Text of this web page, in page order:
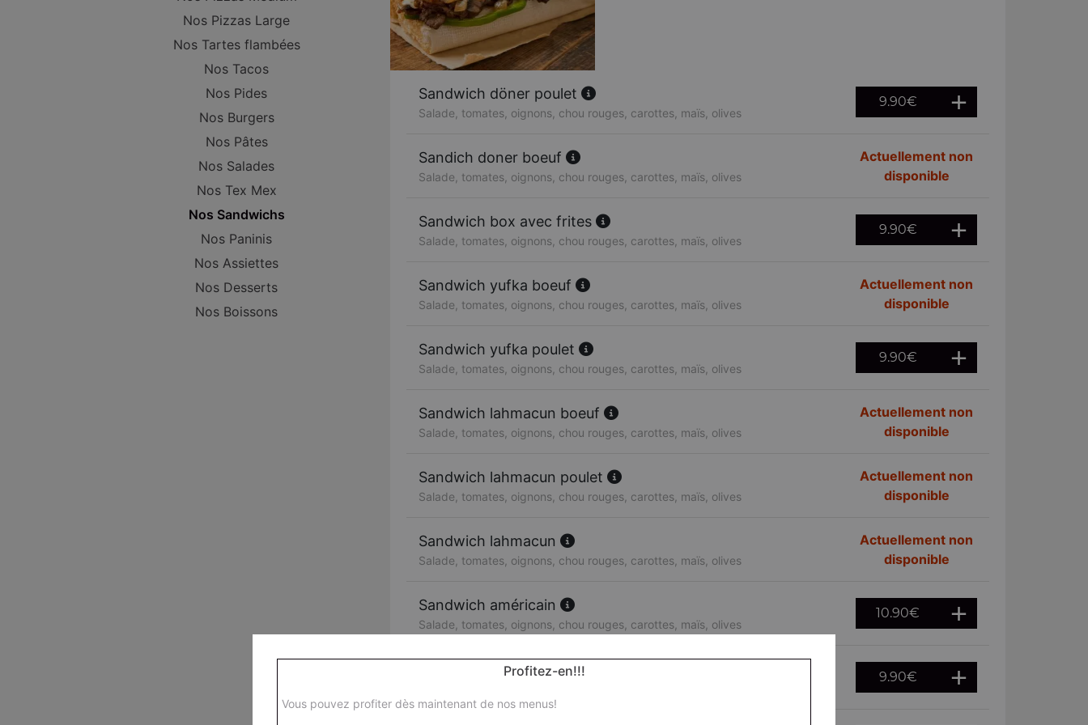
Nos Pizzas Large
Nos Tartes flambées
Nos Tacos
Nos Pides
Nos Burgers
Nos Pâtes
Nos Salades
Nos Tex Mex
Nos Sandwichs
Nos Paninis
Nos Assiettes
Nos Desserts
Nos Boissons
Sandwich döner poulet
Salade, tomates, oignons, chou rouges, carottes, maïs, olives
9.90€
Sandich doner boeuf
Salade, tomates, oignons, chou rouges, carottes, maïs, olives
Actuellement non
disponible
Sandwich box avec frites
Salade, tomates, oignons, chou rouges, carottes, maïs, olives
9.90€
Sandwich yufka boeuf
Salade, tomates, oignons, chou rouges, carottes, maïs, olives
Actuellement non
disponible
Sandwich yufka poulet
Salade, tomates, oignons, chou rouges, carottes, maïs, olives
9.90€
Sandwich lahmacun boeuf
Salade, tomates, oignons, chou rouges, carottes, maïs, olives
Actuellement non
disponible
Sandwich lahmacun poulet
Salade, tomates, oignons, chou rouges, carottes, maïs, olives
Actuellement non
disponible
Sandwich lahmacun
Salade, tomates, oignons, chou rouges, carottes, maïs, olives
Actuellement non
disponible
Sandwich américain
Salade, tomates, oignons, chou rouges, carottes, maïs, olives
10.90€
Sandwich escalope de poulet 9.90€
Profitez-en!!!
Vous pouvez profiter dès maintenant de nos menus!